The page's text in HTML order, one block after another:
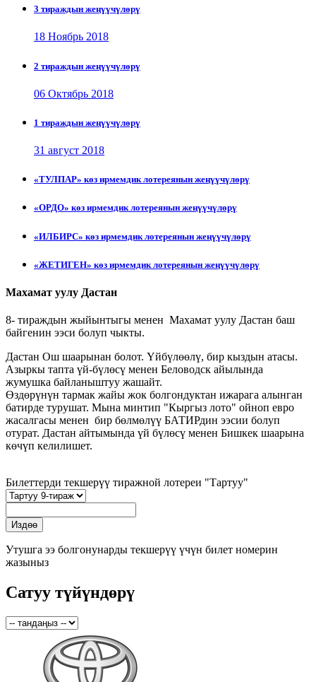
3 тираждын жеңүүчүлөрү
18 Ноябрь 2018
2 тираждын жеңүүчүлөрү
06 Октябрь 2018
1 тираждын жеңүүчүлөрү
31 август 2018
«ТУЛПАР» көз ирмемдик лотереянын жеңүүчүлөрү
«ОРДО» көз ирмемдик лотереянын жеңүүчүлөрү
«ИЛБИРС» көз ирмемдик лотереянын жеңүүчүлөрү
«ЖЕТИГЕН» көз ирмемдик лотереянын жеңүүчүлөрү
Махамат уулу Дастан
8- тираждын жыйынтыгы менен Махамат уулу Дастан баш
байгенин ээси болуп чыкты.
Дастан Ош шаарынан болот. Үйбүлөөлү, бир кыздын атасы.
Азыркы тапта үй-бүлөсү менен Беловодск айылында
жумушка байланыштуу жашайт.
Өздөрүнүн тармак жайы жок болгондуктан ижарага алынган
батирде турушат. Мына минтип "Кыргыз лото" ойноп евро
жасалгасы менен бир бөлмөлүү БАТИРдин ээсии болуп
отурат. Дастан айтымында үй бүлөсү менен Бишкек шаарына
көчүп келилишет.
Билеттерди текшерүү тиражной лотереи "Тартуу"
Утушга ээ болгонунарды текшерүү үчүн билет номерин
жазыныз
Сатуу түйүндөрү